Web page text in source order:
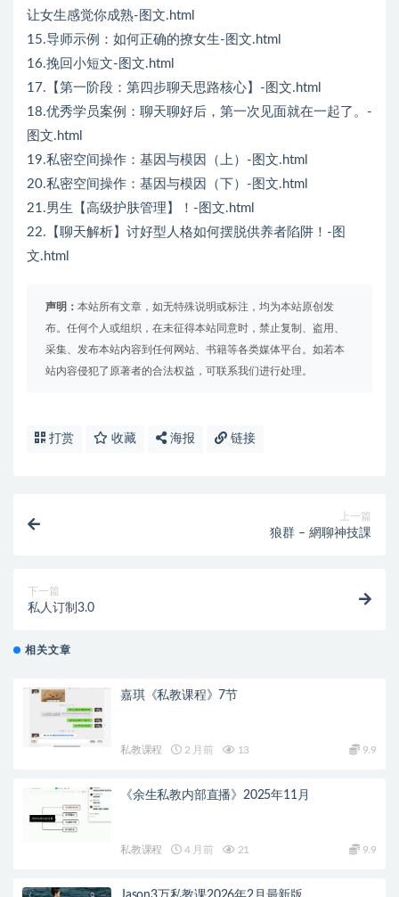
让女生感觉你成熟-图文.html
15.导师示例：如何正确的撩女生-图文.html
16.挽回小短文-图文.html
17.【第一阶段：第四步聊天思路核心】-图文.html
18.优秀学员案例：聊天聊好后，第一次见面就在一起了。-
图文.html
19.私密空间操作：基因与模因（上）-图文.html
20.私密空间操作：基因与模因（下）-图文.html
21.男生【高级护肤管理】！-图文.html
22.【聊天解析】讨好型人格如何摆脱供养者陷阱！-图
文.html
声明： 本站所有文章，如无特殊说明或标注，均为本站原创发
布。任何个人或组织，在未征得本站同意时，禁止复制、盗用、
采集、发布本站内容到任何网站、书籍等各类媒体平台。如若本
站内容侵犯了原著者的合法权益，可联系我们进行处理。
打赏 收藏 海报 链接
上一篇
狼群 – 網聊神技課
下一篇
私人订制3.0
相关文章
嘉琪《私教课程》7节
私教课程 2 月前 13 9.9
《余生私教内部直播》2025年11月
私教课程 4 月前 21 9.9